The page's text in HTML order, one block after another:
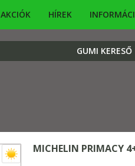
AKCIÓK HÍREK
GUMI KERESŐ
MICHELIN PRIMACY